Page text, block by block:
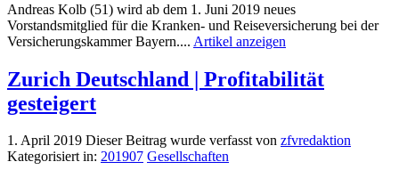
Andreas Kolb (51) wird ab dem 1. Juni 2019 neues
Vorstandsmitglied für die Kranken- und Reiseversicherung bei der
Versicherungskammer Bayern.... Artikel anzeigen
Zurich Deutschland | Profitabilität
gesteigert
1. April 2019 Dieser Beitrag wurde verfasst von zfvredaktion
Kategorisiert in: 201907 Gesellschaften